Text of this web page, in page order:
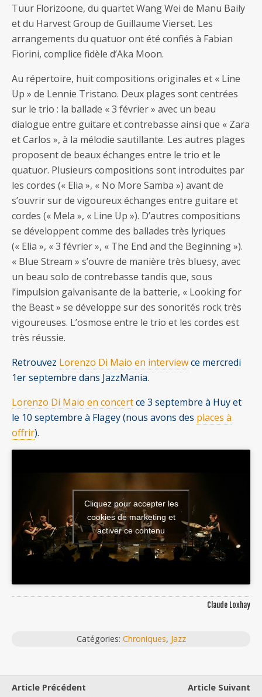
Tuur Florizoone, du quartet Wang Wei de Manu Baily
et du Harvest Group de Guillaume Vierset. Les
arrangements du quatuor ont été confiés à Fabian
Fiorini, complice fidèle d’Aka Moon.
Au répertoire, huit compositions originales et « Line
Up » de Lennie Tristano. Deux plages sont centrées
sur le trio : la ballade « 3 février » avec un beau
dialogue entre guitare et contrebasse ainsi que « Zara
et Carlos », à la mélodie sautillante. Les autres plages
proposent de beaux échanges entre le trio et le
quatuor. Plusieurs compositions sont introduites par
les cordes (« Elia », « No More Samba ») avant de
s’ouvrir sur de vigoureux échanges entre guitare et
cordes (« Mela », « Line Up »). D’autres compositions
se développent comme des ballades très lyriques
(« Elia », « 3 février », « The End and the Beginning »).
« Blue Stream » s’ouvre de manière très bluesy, avec
un beau solo de contrebasse tandis que, sous
l’impulsion galvanisante de la batterie, « Looking for
the Beast » se développe sur des sonorités rock très
vigoureuses. L’osmose entre le trio et les cordes est
très réussie.
Retrouvez Lorenzo Di Maio en interviewce mercredi
1er septembre dans JazzMania.
Lorenzo Di Maio en concertce 3 septembre à Huy et
le 10 septembre à Flagey (nous avons des places à
offrir).
Cliquez pour accepter les
cookies de marketing et
activer ce contenu
Claude Loxhay
Catégories: Chroniques, Jazz
Article Précédent
Article Suivant